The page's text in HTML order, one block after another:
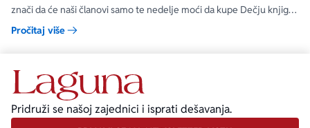
znači da će naši članovi samo te nedelje moći da kupe Dečju knjigu
nedelje sa specijalnim DODATNIM popustom od 30%.
Pročitaj više
Pridruži se našoj zajednici i isprati dešavanja.